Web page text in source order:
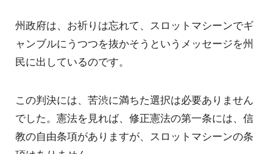
州政府は、お祈りは忘れて、スロットマシーンでギ
ャンブルにうつつを抜かそうというメッセージを州
民に出しているのです。
この判決には、苦渋に満ちた選択は必要ありません
でした。憲法を見れば、修正憲法の第一条には、信
教の自由条項がありますが、スロットマシーンの条